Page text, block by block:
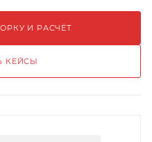
И РАСЧЁТ
КЕЙСЫ